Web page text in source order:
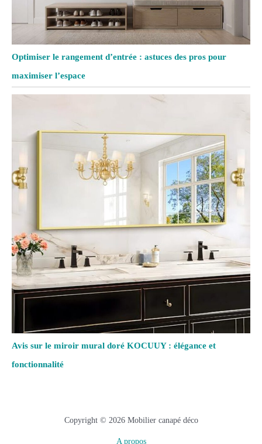
Optimiser le rangement d’entrée : astuces des pros pour
maximiser l’espace
Avis sur le miroir mural doré KOCUUY : élégance et
fonctionnalité
Copyright © 2026 Mobilier canapé déco
A propos